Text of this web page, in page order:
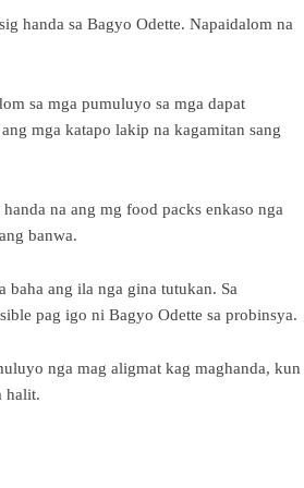
handa sa Bagyo Odette. Napaidalom na
sa mga pumuluyo sa mga dapat
mga katapo lakip na kagamitan sang
na ang mg food packs enkaso nga
banwa.
baha ang ila nga gina tutukan. Sa
pag igo ni Bagyo Odette sa probinsya.
nga mag aligmat kag maghanda, kun
halit.